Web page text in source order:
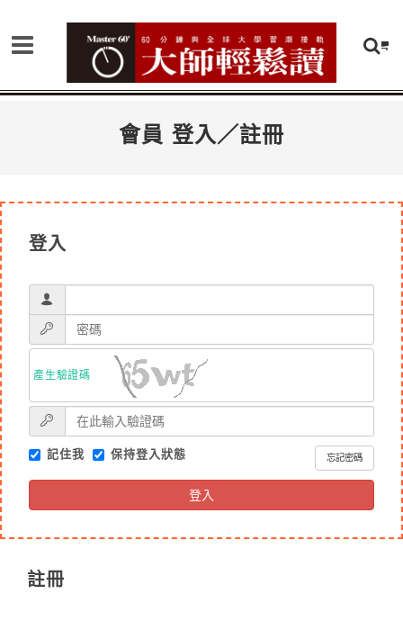
會員 登入／註冊
登入
產生驗證碼
記住我 保持登入狀態 忘記密碼
登入
註冊